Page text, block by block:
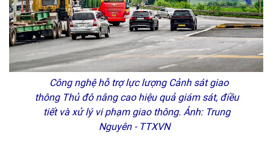
Công nghệ hỗ trợ lực lượng Cảnh sát giao
thông Thủ đô nâng cao hiệu quả giám sát, điều
tiết và xử lý vi phạm giao thông. Ảnh: Trung
Nguyên - TTXVN